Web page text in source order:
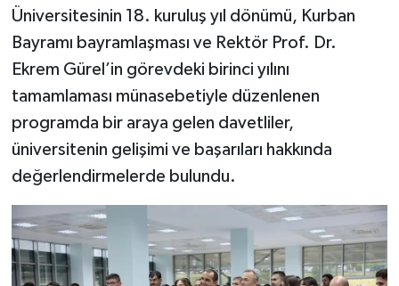
Üniversitesinin 18. kuruluş yıl dönümü, Kurban
Bayramı bayramlaşması ve Rektör Prof. Dr.
Ekrem Gürel’in görevdeki birinci yılını
tamamlaması münasebetiyle düzenlenen
programda bir araya gelen davetliler,
üniversitenin gelişimi ve başarıları hakkında
değerlendirmelerde bulundu.